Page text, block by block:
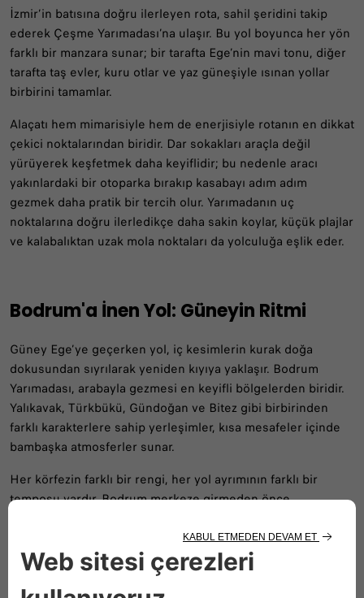
İzmir’in batısına doğru ilerleyen rota, sahil şeridini takip
ederek Çeşme Yarımadası’na ulaşır. Bu yol boyunca her yön
farklı bir manzara sunar; bir tarafta Ege’nin mavi tonu, diğer
tarafta taş evler, kuru otlar ve yaz güneşiyle ısınan yollar
birbirini tamamlar.
Alaçatı hem mimarisiyle hem de enerjisiyle rotanın en dikkat
çekici noktalarından biridir. Dar sokakları araçla değil
yürüyerek keşfetmek daha keyiflidir; bu nedenle aracı
yakınlardaki bir otoparka bırakıp kasabayı adım adım
gezmek daha pratik bir tercih olur. Yarımadanın uç
noktalarına doğru ilerledikçe daha sakin koylar, küçük plajlar
ve kalabalıktan uzak mola noktaları da yolculuğa eşlik eder.
Bodrum'a İnen Yol: Güneyin Ritmi
Güney Ege’ye geçerken yol, iç kesimlerin kurak doğa
dokusundan sıyrılarak yeniden kıyıya yaklaşır. Bodrum
Yarımadası, arabayla gezmesi en keyifli bölgelerden biridir.
Yalıkavak, Türkbükü, Gündoğan ve Bitez gibi birbirinden
farklı karakterlere sahip yerleşimler, kısa mesafeler içinde
bambaşka atmosferler sunar.
Her körfezin farklı bir rengi, her yol ayrımının farklı bir
temposu vardır. Bodrum merkeze girmeden önce
tarafını hissetmek için iyi bir yöntemdir. Bu noktalarda
navigasyona tamamen bağlı kalmak yerine küçük yol
ayrımlarına da şans vermek, rotaya daha kişisel bir tat